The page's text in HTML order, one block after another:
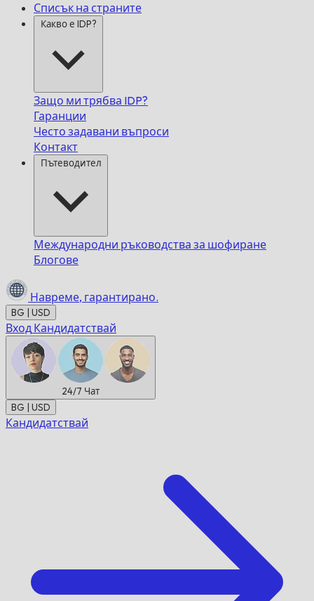
Списък на страните
Какво е IDP?
Защо ми трябва IDP?
Гаранции
Често задавани въпроси
Контакт
Пътеводител
Международни ръководства за шофиране
Блогове
Навреме, гарантирано.
BG | USD
Вход Кандидатствай
24/7 Чат
BG | USD
Кандидатствай